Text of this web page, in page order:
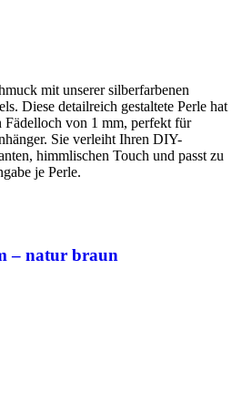
mit unserer silberfarbenen
Diese detailreich gestaltete Perle hat
von 1 mm, perfekt für
Sie verleiht Ihren DIY-
himmlischen Touch und passt zu
je Perle.
– natur braun